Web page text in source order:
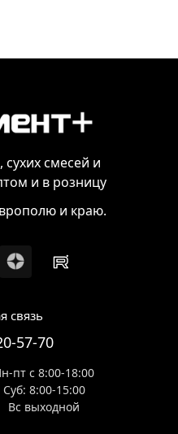
смесей и
и в розницу
и краю.
связь
57-70
пт с 8:00-18:00
Суб: 8:00-15:00
Вс выходной